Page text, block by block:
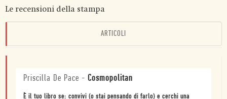
Le recensioni della stampa
ARTICOLI
Priscilla De Pace - Cosmopolitan
È il tuo libro se: convivi (o stai pensando di farlo) e cerchi una